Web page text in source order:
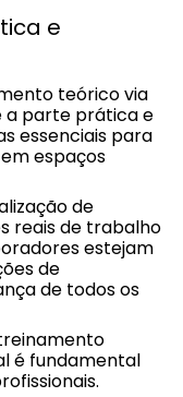
e
teórico via
a parte prática e
essenciais para
espaços
de
reais de trabalho
estejam
de
de todos os
é fundamental